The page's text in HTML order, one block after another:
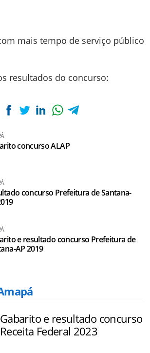
mais tempo de serviço público
resultados do concurso:
concurso ALAP
concurso Prefeitura de Santana-
e resultado concurso Prefeitura de
AP 2019
Gabarito e resultado concurso
Receita Federal 2023